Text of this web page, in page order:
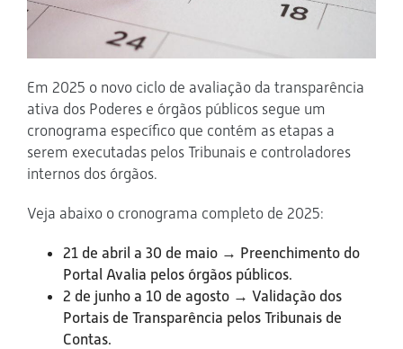
Em 2025 o novo ciclo de avaliação da transparência
ativa dos Poderes e órgãos públicos segue um
cronograma específico que contém as etapas a
serem executadas pelos Tribunais e controladores
internos dos órgãos.
Veja abaixo o cronograma completo de 2025:
21 de abril a 30 de maio → Preenchimento do
Portal Avalia pelos órgãos públicos.
2 de junho a 10 de agosto → Validação dos
Portais de Transparência pelos Tribunais de
Contas.